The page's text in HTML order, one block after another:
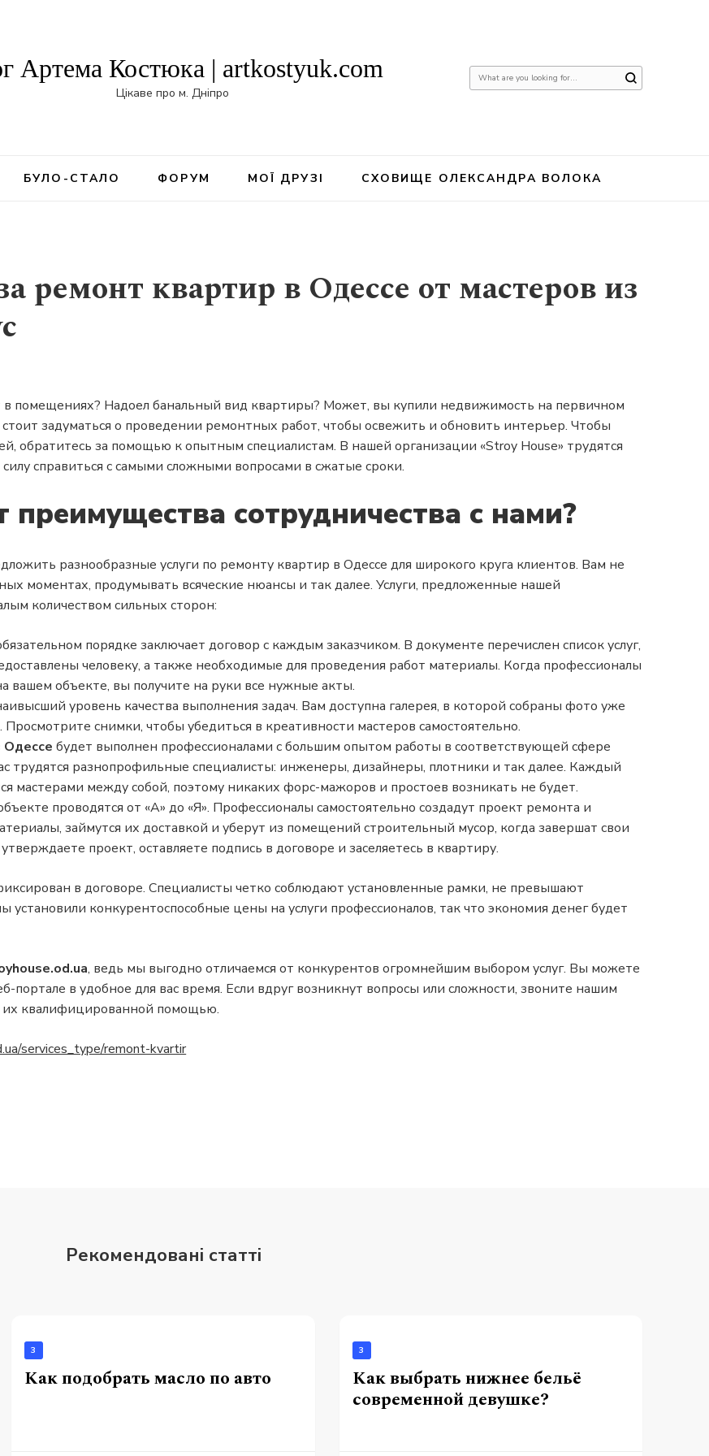
Артема Костюка | artkostyuk.com
Цікаве про м. Дніпро
Шукаєте
щось?
БУЛО-СТАЛО ФОРУМ МОЇ ДРУЗІ СХОВИЩЕ ОЛЕКСАНДРА ВОЛОКА
ремонт квартир в Одессе от мастеров из
помещениях? Надоел банальный вид квартиры? Может, вы купили недвижимость на первичном
задуматься о проведении ремонтных работ, чтобы освежить и обновить интерьер. Чтобы
обратитесь за помощью к опытным специалистам. В нашей организации «Stroy House» трудятся
справиться с самыми сложными вопросами в сжатые сроки.
преимущества сотрудничества с нами?
разнообразные услуги по ремонту квартир в Одессе для широкого круга клиентов. Вам не
моментах, продумывать всяческие нюансы и так далее. Услуги, предложенные нашей
количеством сильных сторон:
порядке заключает договор с каждым заказчиком. В документе перечислен список услуг,
человеку, а также необходимые для проведения работ материалы. Когда профессионалы
вашем объекте, вы получите на руки все нужные акты.
уровень качества выполнения задач. Вам доступна галерея, в которой собраны фото уже
Просмотрите снимки, чтобы убедиться в креативности мастеров самостоятельно.
Одессе будет выполнен профессионалами с большим опытом работы в соответствующей сфере
трудятся разнопрофильные специалисты: инженеры, дизайнеры, плотники и так далее. Каждый
мастерами между собой, поэтому никаких форс-мажоров и простоев возникать не будет.
проводятся от «А» до «Я». Профессионалы самостоятельно создадут проект ремонта и
займутся их доставкой и уберут из помещений строительный мусор, когда завершат свои
проект, оставляете подпись в договоре и заселяетесь в квартиру.
в договоре. Специалисты четко соблюдают установленные рамки, не превышают
установили конкурентоспособные цены на услуги профессионалов, так что экономия денег будет
, ведь мы выгодно отличаемся от конкурентов огромнейшим выбором услуг. Вы можете
портале в удобное для вас время. Если вдруг возникнут вопросы или сложности, звоните нашим
их квалифицированной помощью.
services_type/remont-kvartir
Рекомендовані статті
3
Как подобрать масло по авто
3
Как выбрать нижнее бельё
современной девушке?